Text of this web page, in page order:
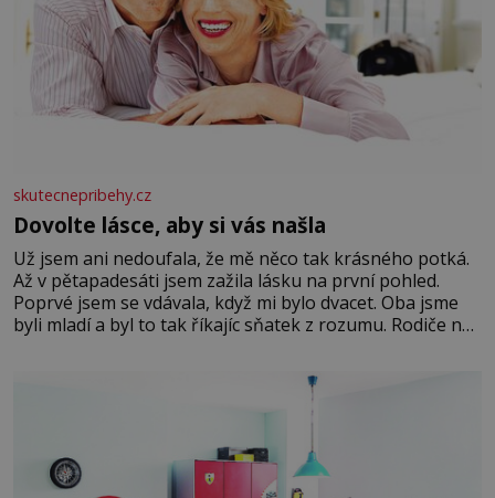
skutecnepribehy.cz
Dovolte lásce, aby si vás našla
Už jsem ani nedoufala, že mě něco tak krásného potká.
Až v pětapadesáti jsem zažila lásku na první pohled.
Poprvé jsem se vdávala, když mi bylo dvacet. Oba jsme
byli mladí a byl to tak říkajíc sňatek z rozumu. Rodiče nás